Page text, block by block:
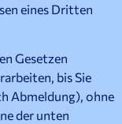
eines Dritten
Gesetzen
bis Sie
Abmeldung), ohne
der unten